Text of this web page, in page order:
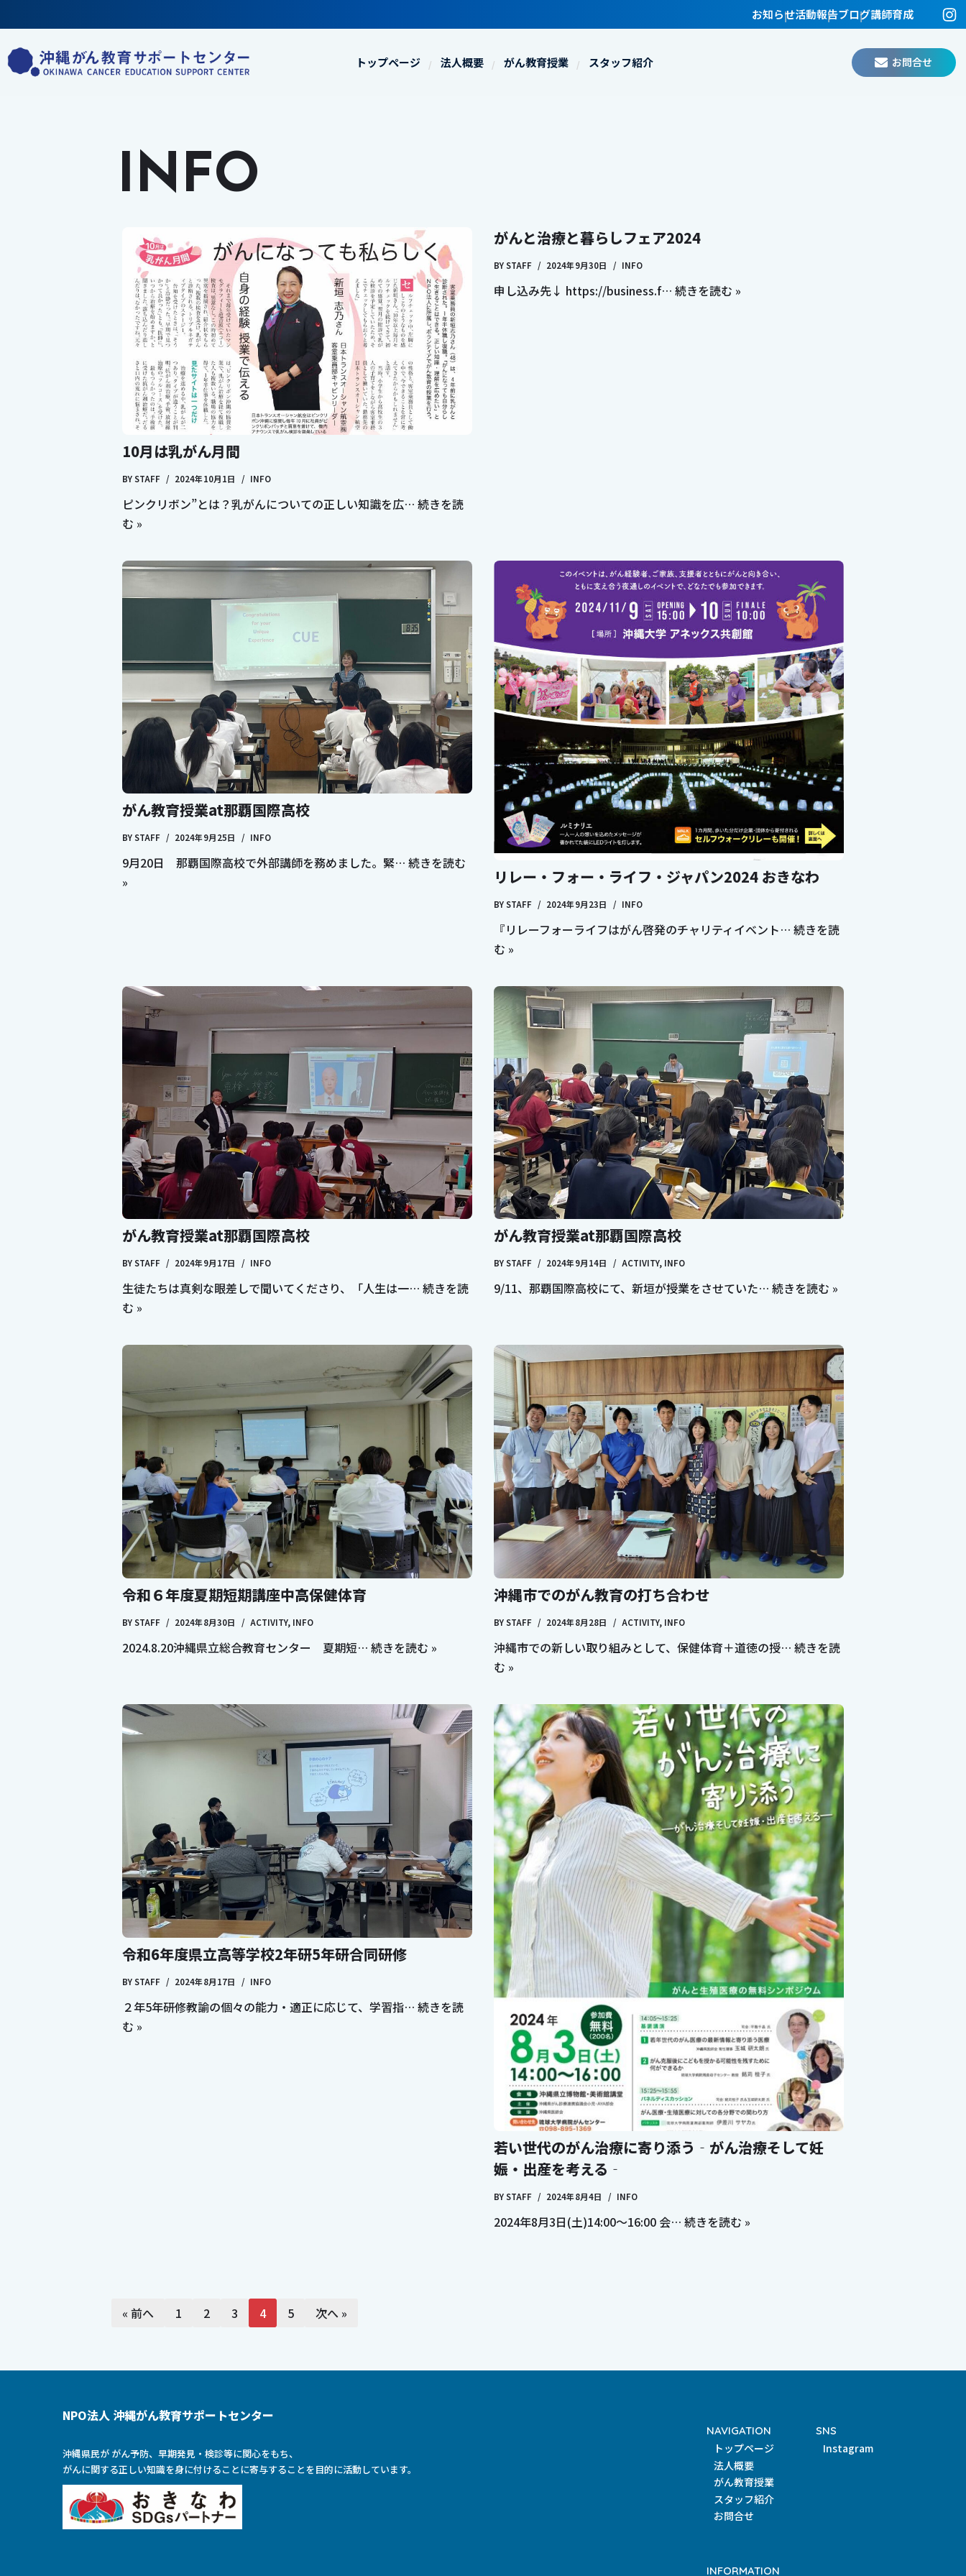
お知らせ活動報告ブログ講師育成
トップページ 法人概要 がん教育授業 スタッフ紹介
テ
お問合せ
INFO
10月は乳がん月間
BYSTAFF 2024年10月1日 INFO
ピンクリボン”とは？乳がんについての正しい知識を広… 続きを読
む »
がんと治療と暮らしフェア2024
BYSTAFF 2024年9月30日 INFO
申し込み先↓ https://business.f… 続きを読む »
がん教育授業at那覇国際高校
BYSTAFF 2024年9月25日 INFO
9月20日 那覇国際高校で外部講師を務めました。緊… 続きを読む
»
リレー・フォー・ライフ・ジャパン2024 おきなわ
BYSTAFF 2024年9月23日 INFO
『リレーフォーライフはがん啓発のチャリティイベント… 続きを読
む »
がん教育授業at那覇国際高校
BYSTAFF 2024年9月17日 INFO
生徒たちは真剣な眼差しで聞いてくださり、「人生は一… 続きを読
む »
がん教育授業at那覇国際高校
BYSTAFF 2024年9月14日 ACTIVITY, INFO
9/11、那覇国際高校にて、新垣が授業をさせていた… 続きを読む »
令和６年度夏期短期講座中高保健体育
BYSTAFF 2024年8月30日 ACTIVITY, INFO
2024.8.20沖縄県立総合教育センター 夏期短… 続きを読む »
沖縄市でのがん教育の打ち合わせ
BYSTAFF 2024年8月28日 ACTIVITY, INFO
沖縄市での新しい取り組みとして、保健体育＋道徳の授… 続きを読
む »
令和6年度県立高等学校2年研5年研合同研修
BYSTAFF 2024年8月17日 INFO
２年5年研修教諭の個々の能力・適正に応じて、学習指… 続きを読
む »
若い世代のがん治療に寄り添う‐がん治療そして妊
娠・出産を考える‐
BYSTAFF 2024年8月4日 INFO
2024年8月3日(土)14:00～16:00 会… 続きを読む »
« 前へ 1 2 3 4 5 次へ »
NPO法人 沖縄がん教育サポートセンター
沖縄県民が がん予防、早期発見・検診等に関心をもち、
がんに関する正しい知識を身に付けることに寄与することを目的に活動しています。
NAVIGATION
トップページ
法人概要
がん教育授業
スタッフ紹介
お問合せ
SNS
Instagram
INFORMATION